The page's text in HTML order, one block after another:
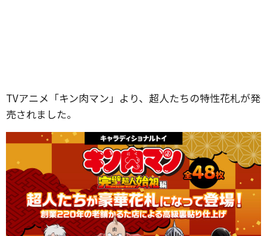
TVアニメ「キン肉マン」より、超人たちの特性花札が発
売されました。